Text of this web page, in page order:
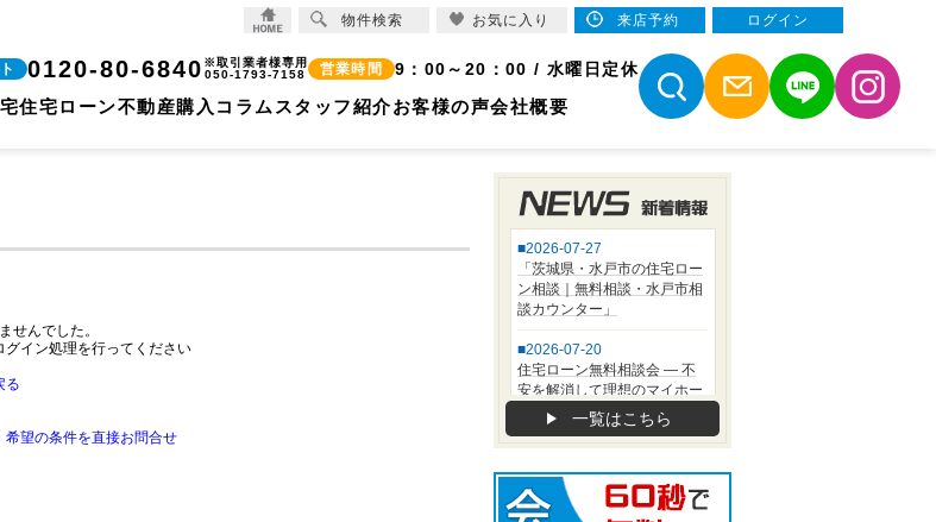
0120-80-6840 ※取引業者様専用
050-1793-7158
営業時間 9：00～20：00 / 水曜日定休
住宅ローン不動産購入コラム スタッフ紹介お客様の声会社概要
せんでした。
イン処理を行ってください
る
希望の条件を直接お問合せ
一覧はこちら
物件検索 お気に入り 来店予約 ログイン